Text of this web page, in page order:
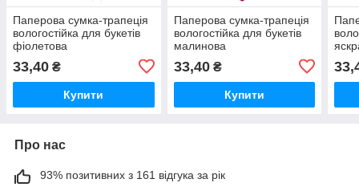
Паперова сумка-трапеція
вологостійка для букетів
фіолетова
33,40 ₴
Купити
Паперова сумка-трапеція
вологостійка для букетів
малинова
33,40₴
Купити
Про нас
93% позитивних з 161 відгука за рік